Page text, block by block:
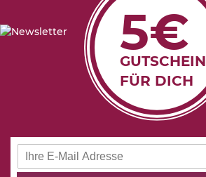
5€
GUTSCHEIN
FÜR DICH
Anmeldung
zum